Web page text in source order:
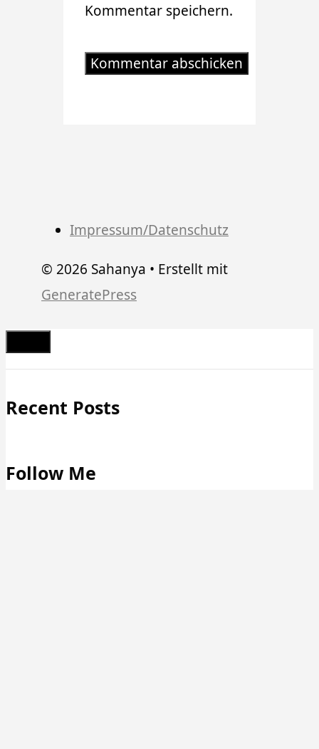
Kommentar speichern.
Impressum/Datenschutz
© 2026 Sahanya • Erstellt mit
GeneratePress
Schließen
Recent Posts
Follow Me